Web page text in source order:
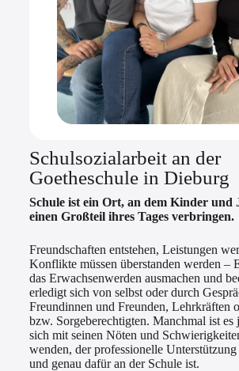
Schulsozialarbeit an der
Goetheschule in Dieburg
Schule ist ein Ort, an dem Kinder und
einen Großteil ihres Tages verbringen.
Freundschaften entstehen, Leistungen
Konflikte müssen überstanden werden –
das Erwachsenwerden ausmachen und
erledigt sich von selbst oder durch
Freundinnen und Freunden, Lehrkräften
bzw. Sorgeberechtigten. Manchmal ist
sich mit seinen Nöten und
wenden, der professionelle
und genau dafür an der Schule ist.